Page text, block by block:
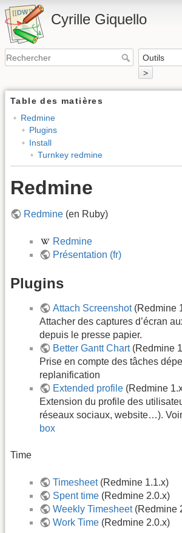
Cyrille Giquello
>
Table des matières
Redmine
Plugins
Install
Turnkey redmine
Redmine
Redmine (en Ruby)
Redmine
Présentation (fr)
Plugins
Attach Screenshot(Redmine
Attacher des captures d’écran
depuis le presse papier.
Better Gantt Chart(Redmine
Prise en compte des tâches
replanification
Extended profile (Redmine
Extension du profile des
réseaux sociaux, website…).
box
Time
Timesheet(Redmine 1.1.x)
Spent time (Redmine 2.0.x)
Weekly Timesheet(Redmine
Work Time (Redmine 2.0.x)